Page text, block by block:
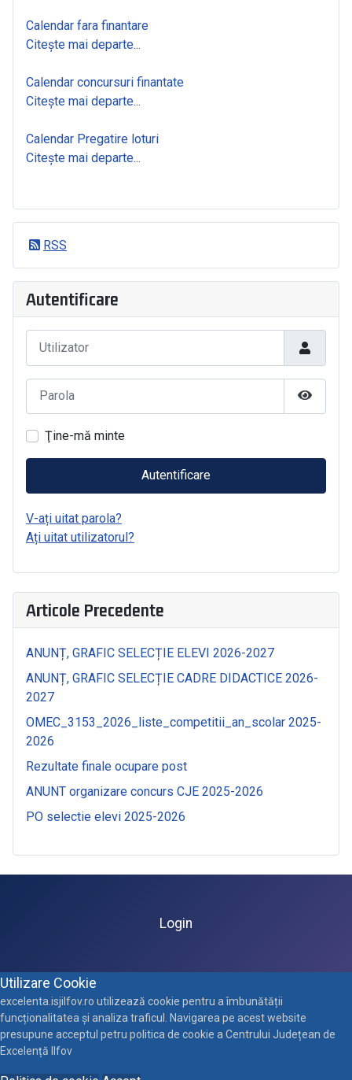
Calendar fara finantare
Citește mai departe...
Calendar concursuri finantate
Citește mai departe...
Calendar Pregatire loturi
Citește mai departe...
RSS
Autentificare
Arată
Ţine-mă minte
Autentificare
V-ați uitat parola?
Ați uitat utilizatorul?
Articole Precedente
ANUNȚ, GRAFIC SELECȚIE ELEVI 2026-2027
ANUNȚ, GRAFIC SELECȚIE CADRE DIDACTICE 2026-
2027
OMEC_3153_2026_liste_competitii_an_scolar 2025-
2026
Rezultate finale ocupare post
ANUNT organizare concurs CJE 2025-2026
PO selectie elevi 2025-2026
Login
Utilizare Cookie
excelenta.isjilfov.ro utilizează cookie pentru a îmbunătății
funcționalitatea și analiza traficul. Navigarea pe acest website
presupune acceptul petru politica de cookie a Centrului Județean de
Excelență Ilfov